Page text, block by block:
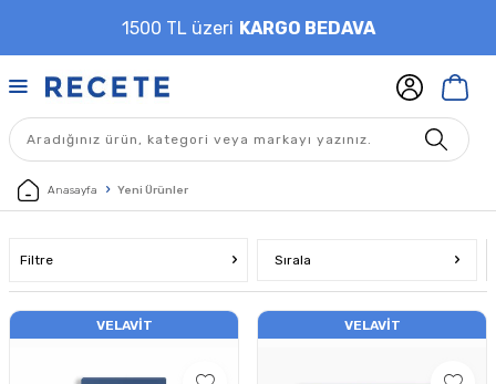
1500 TL üzeri KARGO BEDAVA
Anasayfa Yeni Ürünler
Filtre Sırala
VELAVIT VELAVIT